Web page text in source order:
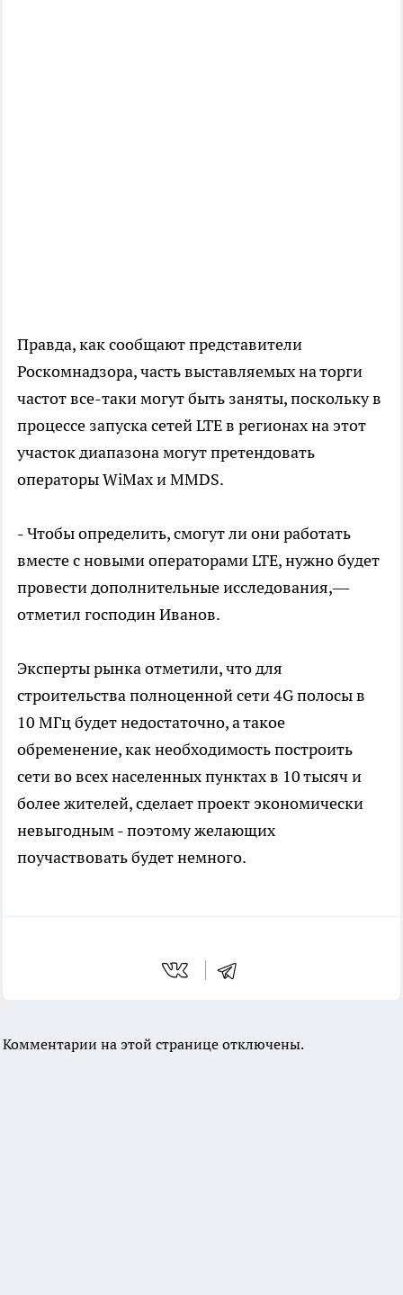
Правда, как сообщают представители
Роскомнадзора, часть выставляемых на торги
частот все-таки могут быть заняты, поскольку в
процессе запуска сетей LTE в регионах на этот
участок диапазона могут претендовать
операторы WiMax и MMDS.
- Чтобы определить, смогут ли они работать
вместе с новыми операторами LTE, нужно будет
провести дополнительные исследования,—
отметил господин Иванов.
Эксперты рынка отметили, что для
строительства полноценной сети 4G полосы в
10 МГц будет недостаточно, а такое
обременение, как необходимость построить
сети во всех населенных пунктах в 10 тысяч и
более жителей, сделает проект экономически
невыгодным - поэтому желающих
поучаствовать будет немного.
Комментарии на этой странице отключены.